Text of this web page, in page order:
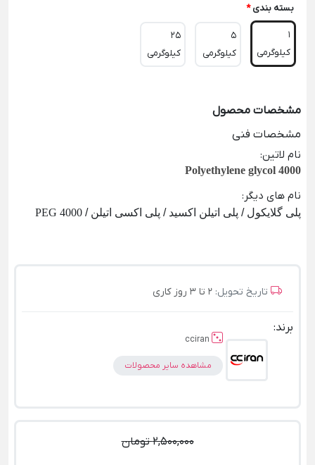
بسته بندی *
1
کیلوگرمی
5
کیلوگرمی
25
کیلوگرمی
مشخصات محصول
مشخصات فنی
نام لاتین:
Polyethylene glycol 4000
نام های دیگر :
پلی گلایکول / پلی اتیلن اکسید / پلی اکسی اتیلن /
تاریخ تحویل: 2 تا 3 روز کاری
برند:
cciran
مشاهده سایر محصولات
2,500,000 تومان